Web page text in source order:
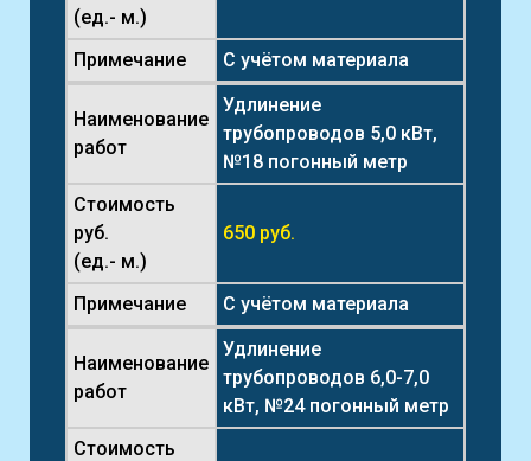
(ед.- м.)
Примечание С учётом материала
Наименование
работ
Удлинение
трубопроводов 5,0 кВт,
№18 погонный метр
Стоимость
руб.
(ед.- м.)
650 руб.
Примечание С учётом материала
Наименование
работ
Удлинение
трубопроводов 6,0-7,0
кВт, №24 погонный метр
Стоимость